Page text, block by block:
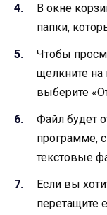
В окне
папки,
Чтобы
щелкните
выберите
Файл будет
программе,
текстовые
Если вы
перетащите